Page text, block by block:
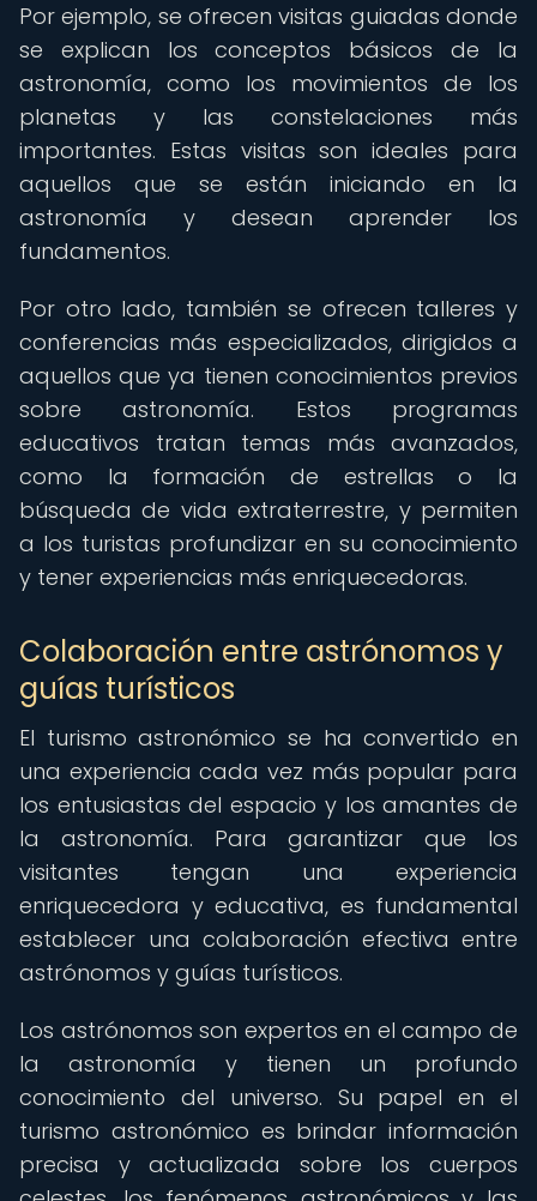
Por ejemplo, se ofrecen visitas guiadas donde
se explican los conceptos básicos de la
astronomía, como los movimientos de los
planetas y las constelaciones más
importantes. Estas visitas son ideales para
aquellos que se están iniciando en la
astronomía y desean aprender los
fundamentos.
Por otro lado, también se ofrecen talleres y
conferencias más especializados, dirigidos a
aquellos que ya tienen conocimientos previos
sobre astronomía. Estos programas
educativos tratan temas más avanzados,
como la formación de estrellas o la
búsqueda de vida extraterrestre, y permiten
a los turistas profundizar en su conocimiento
y tener experiencias más enriquecedoras.
Colaboración entre astrónomos y
guías turísticos
El turismo astronómico se ha convertido en
una experiencia cada vez más popular para
los entusiastas del espacio y los amantes de
la astronomía. Para garantizar que los
visitantes tengan una experiencia
enriquecedora y educativa, es fundamental
establecer una colaboración efectiva entre
astrónomos y guías turísticos.
Los astrónomos son expertos en el campo de
la astronomía y tienen un profundo
conocimiento del universo. Su papel en el
turismo astronómico es brindar información
precisa y actualizada sobre los cuerpos